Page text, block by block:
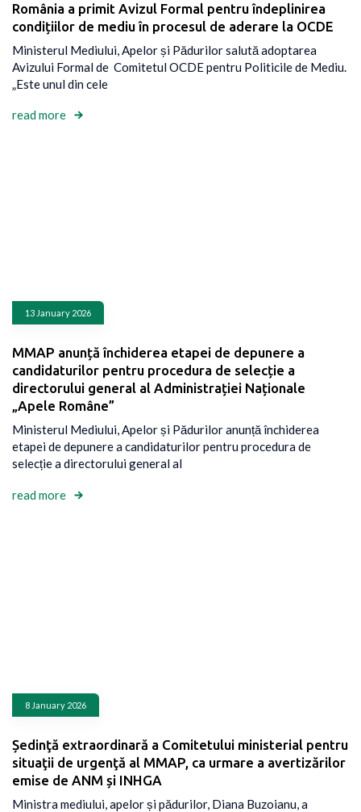
România a primit Avizul Formal pentru îndeplinirea
condițiilor de mediu în procesul de aderare la OCDE
Ministerul Mediului, Apelor și Pădurilor salută adoptarea
Avizului Formal de Comitetul OCDE pentru Politicile de Mediu.
„Este unul din cele
read more
13 January 2026
MMAP anunță închiderea etapei de depunere a
candidaturilor pentru procedura de selecție a
directorului general al Administrației Naționale
„Apele Române”
Ministerul Mediului, Apelor și Pădurilor anunță închiderea
etapei de depunere a candidaturilor pentru procedura de
selecție a directorului general al
read more
8 January 2026
Ședinţă extraordinară a Comitetului ministerial pentru
situaţii de urgenţă al MMAP, ca urmare a avertizărilor
emise de ANM și INHGA
Ministra mediului, apelor și pădurilor, Diana Buzoianu, a